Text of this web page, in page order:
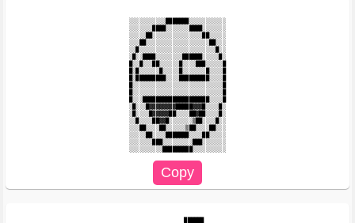
░░░░░░░░░░░███████░░░░░░░░░░░
░░░░░░░████░░░░░░░████░░░░░░░
░░░░░██░░░░░░░░░░░░░░░██░░░░░
░░░██░░░░░░░░░░░░░░░░░░░██░░░
░░█░░░░░░░░░░░░░░░░░░░░░░░█░░
░█░░████░░░░░░░░██████░░░░░█░
█░░█░░░██░░░░░░█░░░░███░░░░░█
█░█░░░░░░█░░░░░█░░░░░░░█░░░░█
█░█████████░░░░█████████░░░░█
█░░░░░░░░░░░░░░░░░░░░░░░░░░░█
█░░░░░░░░░░░░░░░░░░░░░░░░░░░█
█░░░████████████████████░░░░█
░█░░░█▓▓▓▓▓▓▓▓█████▓▓▓█░░░░█░
░█░░░░█▓▓▓▓▓██░░░░██▓██░░░░█░
░░█░░░░██▓▓█░░░░░░░▒██░░░░█░░
░░░██░░░░██░░░░░░▒██░░░░██░░░
░░░░░██░░░░███████░░░░██░░░░░
░░░░░░░███░░░░░░░░░███░░░░░░░
░░░░░░░░░░█████████░░░░░░░░░░